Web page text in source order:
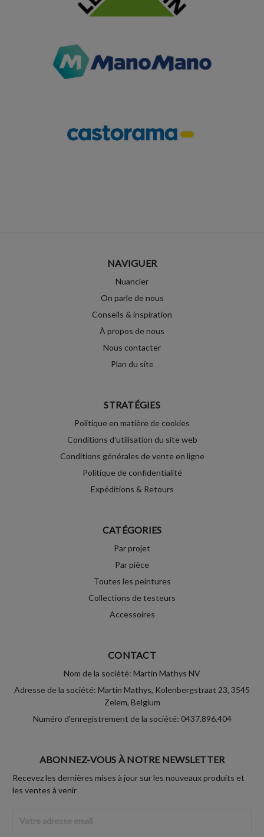
NAVIGUER
Nuancier
On parle de nous
Conseils & inspiration
À propos de nous
Nous contacter
Plan du site
STRATÉGIES
Politique en matière de cookies
Conditions d'utilisation du site web
Conditions générales de vente en ligne
Politique de confidentialité
Expéditions & Retours
CATÉGORIES
Par projet
Par pièce
Toutes les peintures
Collections de testeurs
Accessoires
CONTACT
Nom de la société: Martin Mathys NV
Adresse de la société: Martin Mathys, Kolenbergstraat 23, 3545
Zelem, Belgium
Numéro d'enregistrement de la société: 0437.896.404
ABONNEZ-VOUS À NOTRE NEWSLETTER
Recevez les dernières mises à jour sur les nouveaux produits et
les ventes à venir
Email